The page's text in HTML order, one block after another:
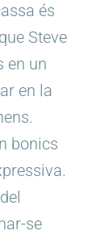
és
Steve
en un
en la
bonics
se